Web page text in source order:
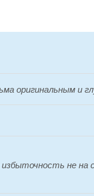
оригинальным и
не на